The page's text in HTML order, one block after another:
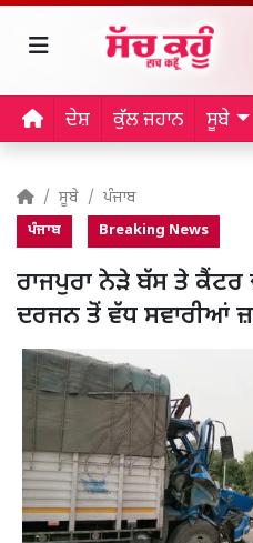
ਦੇਸ਼ ਕੁੱਲ ਜਹਾਨ ਸੂਬੇ
ਸੂਬੇ ਪੰਜਾਬ
ਪੰਜਾਬ Breaking News
ਰਾਜਪੁਰਾ ਨੇੜੇ ਬੱਸ ਤੇ
ਦਰਜਨ ਤੋਂ ਵੱਧ ਸਵਾਰੀਆਂ